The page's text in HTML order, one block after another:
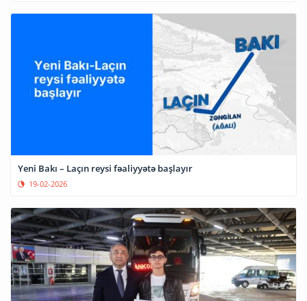
Yeni Bakı – Laçın reysi fəaliyyətə başlayır
19-02-2026